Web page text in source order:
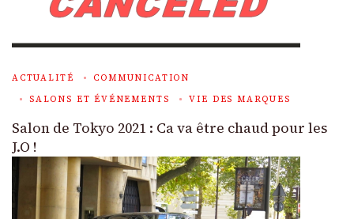
ACTUALITÉ
COMMUNICATION
SALONS ET ÉVÉNEMENTS
VIE DES MARQUES
Salon de Tokyo 2021 : Ca va être chaud pour les
J.O !